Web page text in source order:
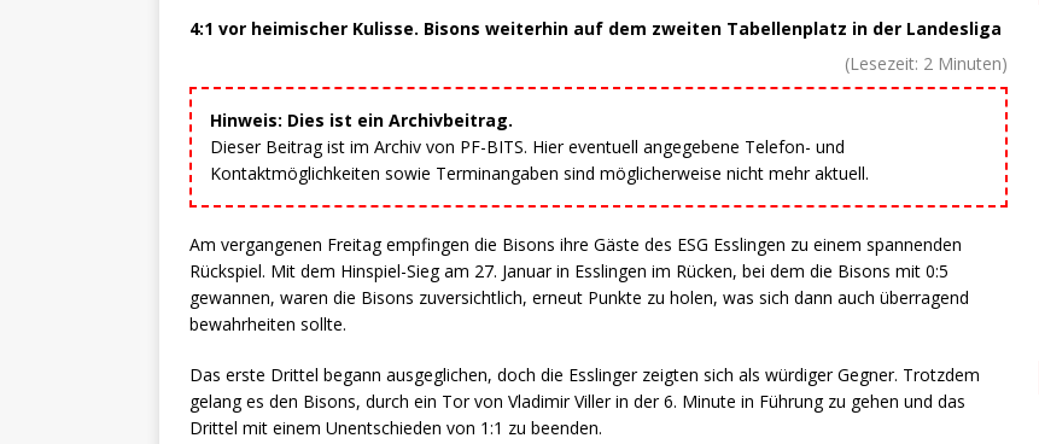
4:1 vor heimischer Kulisse. Bisons weiterhin auf dem zweiten Tabellenplatz in der Landesliga
(Lesezeit: 2 Minuten)
Hinweis: Dies ist ein Archivbeitrag.
Dieser Beitrag ist im Archiv von PF-BITS. Hier eventuell angegebene Telefon- und
Kontaktmöglichkeiten sowie Terminangaben sind möglicherweise nicht mehr aktuell.
Am vergangenen Freitag empfingen die Bisons ihre Gäste des ESG Esslingen zu einem spannenden
Rückspiel. Mit dem Hinspiel-Sieg am 27. Januar in Esslingen im Rücken, bei dem die Bisons mit 0:5
gewannen, waren die Bisons zuversichtlich, erneut Punkte zu holen, was sich dann auch überragend
bewahrheiten sollte.
Das erste Drittel begann ausgeglichen, doch die Esslinger zeigten sich als würdiger Gegner. Trotzdem
gelang es den Bisons, durch ein Tor von Vladimir Viller in der 6. Minute in Führung zu gehen und das
Drittel mit einem Unentschieden von 1:1 zu beenden.